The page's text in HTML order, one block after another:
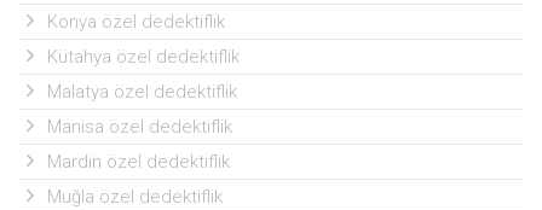
Konya özel dedektiflik
Kütahya özel dedektiflik
Malatya özel dedektiflik
Manisa özel dedektiflik
Mardin özel dedektiflik
Muğla özel dedektiflik